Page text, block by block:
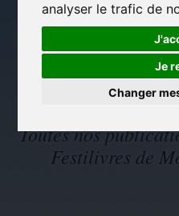
analyser le trafic de
Je
Changer
imaginaires
Du côté du
Toutes nos
Festilivres de